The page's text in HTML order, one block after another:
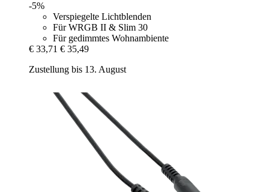
-5%
Verspiegelte Lichtblenden
Für WRGB II & Slim 30
Für gedimmtes Wohnambiente
€ 33,71 € 35,49
Zustellung bis 13. August